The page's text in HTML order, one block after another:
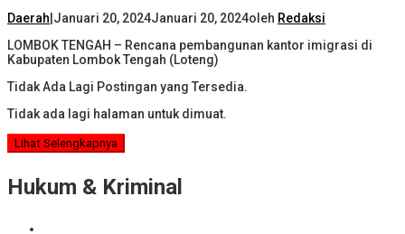
Daerah Januari 20, 2024Januari 20, 2024oleh Redaksi
LOMBOK TENGAH – Rencana pembangunan kantor imigrasi di
Kabupaten Lombok Tengah (Loteng)
Tidak Ada Lagi Postingan yang Tersedia.
Tidak ada lagi halaman untuk dimuat.
Lihat Selengkapnya
Hukum & Kriminal